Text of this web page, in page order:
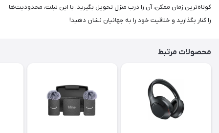
کوتاه‌ترین زمان ممکن، آن را درب منزل تحویل بگیرید. با این تبلت، محدودیت‌ها
را کنار بگذارید و خلاقیت خود را به جهانیان نشان دهید!
محصولات مرتبط